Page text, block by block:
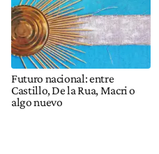
Futuro nacional: entre
Castillo, De la Rua, Macri o
algo nuevo